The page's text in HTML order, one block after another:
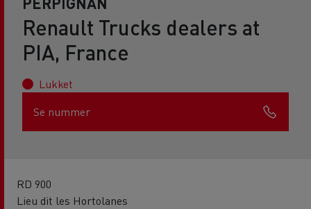
Renault Trucks dealers at
PIA, France
Lukket
Se nummer
RD 900
Lieu dit les Hortolanes